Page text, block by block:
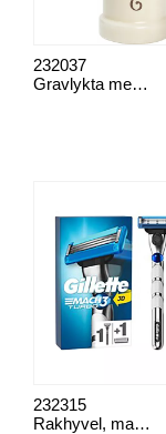
Gravlykta med text
232037
Rakhyvel, mach 3
232315